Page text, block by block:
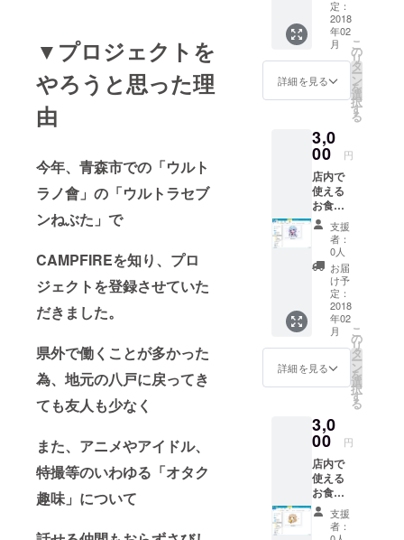
▼プロジェクトを
やろうと思った理
由
今年、青森市での「ウルト
ラノ會」の「ウルトラセブ
ンねぶた」で
CAMPFIREを知り、プロ
ジェクトを登録させていた
だきました。
県外で働くことが多かった
為、地元の八戸に戻ってき
ても友人も少なく
また、アニメやアイドル、
特撮等のいわゆる「オタク
趣味」について
どきっち
ん」オープ
ンするよ！
ごちゃ
ん）600
円相当
定：
2018
年02
月
詳細を見る
こ
の
リ
タ
ー
ン
を
選
択
す
る
3,0
00 円
店内で
使える
お食事
券2500
円分+限
定缶
バッチ
B（あけ
びちゃ
ん）600
円相当
支援
者：
0人
お届
け予
定：
2018
年02
月
詳細を見る
こ
の
リ
タ
ー
ン
を
選
択
す
る
3,0
00 円
店内で
使える
お食事
券2500
円分+限
定缶
支援
者：